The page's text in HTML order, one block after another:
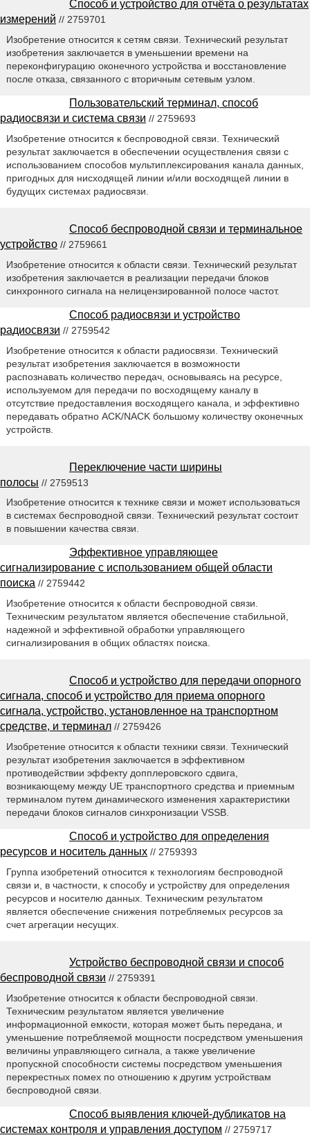
Способ и устройство для отчёта о результатах
измерений // 2759701
Изобретение относится к сетям связи. Технический результат
изобретения заключается в уменьшении времени на
переконфигурацию оконечного устройства и восстановление
после отказа, связанного с вторичным сетевым узлом.
Пользовательский терминал, способ
радиосвязи и система связи // 2759693
Изобретение относится к беспроводной связи. Технический
результат заключается в обеспечении осуществления связи с
использованием способов мультиплексирования канала данных,
пригодных для нисходящей линии и/или восходящей линии в
будущих системах радиосвязи.
Способ беспроводной связи и терминальное
устройство // 2759661
Изобретение относится к области связи. Технический результат
изобретения заключается в реализации передачи блоков
синхронного сигнала на нелицензированной полосе частот.
Способ радиосвязи и устройство
радиосвязи // 2759542
Изобретение относится к области радиосвязи. Технический
результат изобретения заключается в возможности
распознавать количество передач, основываясь на ресурсе,
используемом для передачи по восходящему каналу в
отсутствие предоставления восходящего канала, и эффективно
передавать обратно ACK/NACK большому количеству оконечных
устройств.
Переключение части ширины
полосы // 2759513
Изобретение относится к технике связи и может использоваться
в системах беспроводной связи. Технический результат состоит
в повышении качества связи.
Эффективное управляющее
сигнализирование с использованием общей области
поиска // 2759442
Изобретение относится к области беспроводной связи.
Техническим результатом является обеспечение стабильной,
надежной и эффективной обработки управляющего
сигнализирования в общих областях поиска.
Способ и устройство для передачи опорного
сигнала, способ и устройство для приема опорного
сигнала, устройство, установленное на транспортном
средстве, и терминал // 2759426
Изобретение относится к области техники связи. Технический
результат изобретения заключается в эффективном
противодействии эффекту допплеровского сдвига,
возникающему между UE транспортного средства и приемным
терминалом путем динамического изменения характеристики
передачи блоков сигналов синхронизации VSSB.
Способ и устройство для определения
ресурсов и носитель данных // 2759393
Группа изобретений относится к технологиям беспроводной
связи и, в частности, к способу и устройству для определения
ресурсов и носителю данных. Техническим результатом
является обеспечение снижения потребляемых ресурсов за
счет агрегации несущих.
Устройство беспроводной связи и способ
беспроводной связи // 2759391
Изобретение относится к области беспроводной связи.
Техническим результатом является увеличение
информационной емкости, которая может быть передана, и
уменьшение потребляемой мощности посредством уменьшения
величины управляющего сигнала, а также увеличение
пропускной способности системы посредством уменьшения
перекрестных помех по отношению к другим устройствам
беспроводной связи.
Способ выявления ключей-дубликатов на
системах контроля и управления доступом // 2759717